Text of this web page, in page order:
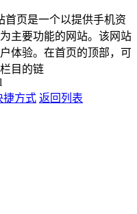
首页是一个以提供手机资
主要功能的网站。该网站
体验。在首页的顶部，可
目的链
捷方式 返回列表